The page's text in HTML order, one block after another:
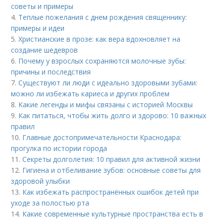
советы и примеры
4. Теплые пожелания с днем рождения священнику:
примеры и идеи
5.Христианские в прозе: как вера вдохновляет на
создание шедевров
6. Почему у взрослых сохраняются молочные зубы:
причины и последствия
7.Существуют ли люди с идеально здоровыми зубами:
можно ли избежать кариеса и других проблем
8. Какие легенды и мифы связаны с историей Москвы
9. Как питаться, чтобы жить долго и здорово: 10 важных
правил
10. Главные достопримечательности Краснодара:
прогулка по истории города
11.Секреты долголетия: 10 правил для активной жизни
12. Гигиена и отбеливание зубов: основные советы для
здоровой улыбки
13. Как избежать распространённых ошибок детей при
уходе за полостью рта
14. Какие современные культурные пространства есть в